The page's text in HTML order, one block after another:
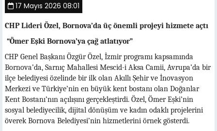
17 Mayıs 2026 08:01
CHP Lideri Özel, Bornova’da üç önemli projeyi hizmete açtı
“Ömer Eşki Bornova’ya çağ atlatıyor”
CHP Genel Başkanı Özgür Özel, İzmir programı kapsamında
Bornova’da, Sarnıç Mahallesi Mescid-i Aksa Camii, Avrupa’da bir
ilçe belediyesi özelinde bir ilk olan Akıllı Şehir ve İnovasyon
Merkezi ve Türkiye’nin en büyük kent bostanı olan Doğanlar
Kent Bostanı’nın açılışını gerçekleştirdi. Özel, Ömer Eşki’nin
sosyal belediyecilik, dijital dönüşüm ve kadın odaklı projelerini
överek Bornova Belediyesi’nin hizmetlerini örnek gösterdi.